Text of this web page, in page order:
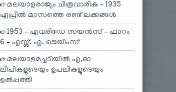
മലയാളരാജ്യം ചിത്രവാരിക – 1935
ഏപ്രിൽ മാസത്തെ രണ്ട് ലക്കങ്ങൾ
1953 – എവരിഡേ സയൻസ് – ഫാറം
6 – എസ്സ്. എ. ജെയിംസ്
മലയാളമച്ചടിയിൽ ഏ,ഓ
ലിപികളുടെയും ഉപലികളുടെയും
ഉൽപ്പത്തി